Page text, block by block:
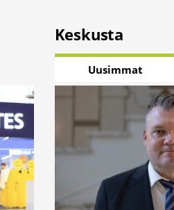
Keskusta
Uusimmat